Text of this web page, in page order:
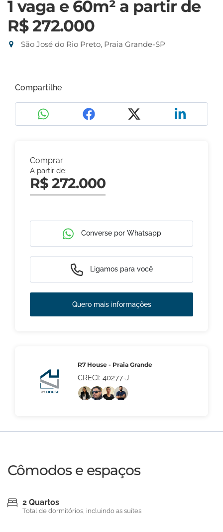
1 vaga e 60m² a partir de
R$ 272.000
São José do Rio Preto, Praia Grande-SP
Compartilhe
Comprar
A partir de:
R$ 272.000
Converse por Whatsapp
Ligamos para você
Quero mais informações
R7 House - Praia Grande
CRECI: 40277-J
Cômodos e espaços
2 Quartos
Total de dormitórios, incluindo as suítes